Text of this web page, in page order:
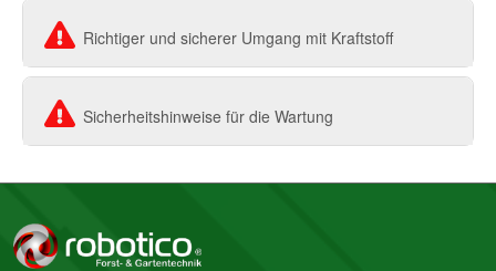
Richtiger und sicherer Umgang mit Kraftstoff
Sicherheitshinweise für die Wartung